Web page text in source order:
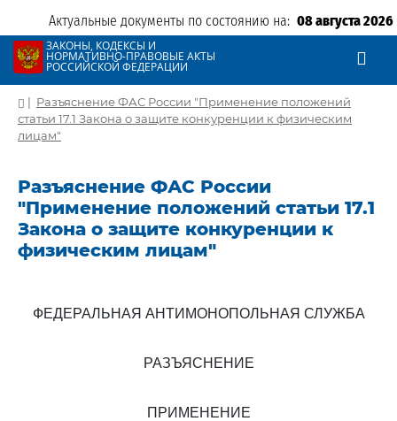
Актуальные документы по состоянию на: 08 августа 2026
ЗАКОНЫ, КОДЕКСЫ И
НОРМАТИВНО-ПРАВОВЫЕ АКТЫ
РОССИЙСКОЙ ФЕДЕРАЦИИ
| Разъяснение ФАС России "Применение положений
статьи 17.1 Закона о защите конкуренции к физическим
лицам"
Разъяснение ФАС России
"Применение положений статьи 17.1
Закона о защите конкуренции к
физическим лицам"
ФЕДЕРАЛЬНАЯ АНТИМОНОПОЛЬНАЯ СЛУЖБА
РАЗЪЯСНЕНИЕ
ПРИМЕНЕНИЕ